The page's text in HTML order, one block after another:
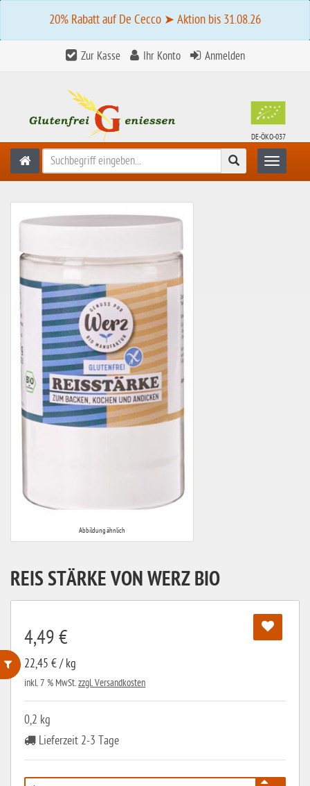
laktosefrei
ohne Hefe
20% Rabatt auf De Cecco ➤ Aktion bis 31.08.26
Zur Kasse Ihr Konto Anmelden
DE-ÖKO-037
Suchen Toggle
Abbildung ähnlich
REIS STÄRKE VON WERZ BIO
4,49 €
22,45 € / kg
inkl. 7 % MwSt.zzgl. Versandkosten
0,2 kg
Lieferzeit 2-3 Tage